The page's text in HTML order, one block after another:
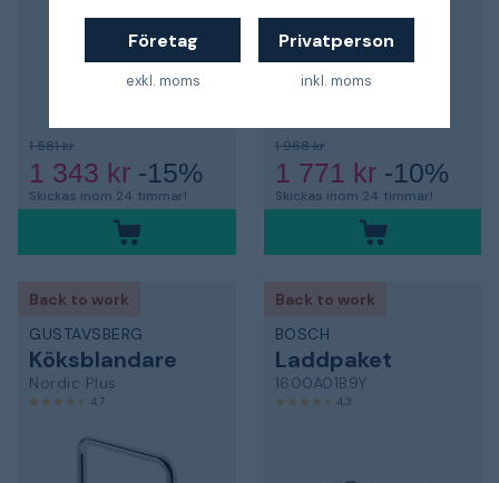
Företag
exkl. moms
Privatperson
inkl. moms
1 581 kr
1 343 kr -15%
Skickas inom 24 timmar!
1 968 kr
1 771 kr-10%
Skickas inom 24 timmar!
Back to work
GUSTAVSBERG
Köksblandare
Nordic Plus
4,7
Back to work
BOSCH
Laddpaket
1600A01B9Y
4,3